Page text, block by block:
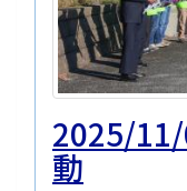
2025/
動